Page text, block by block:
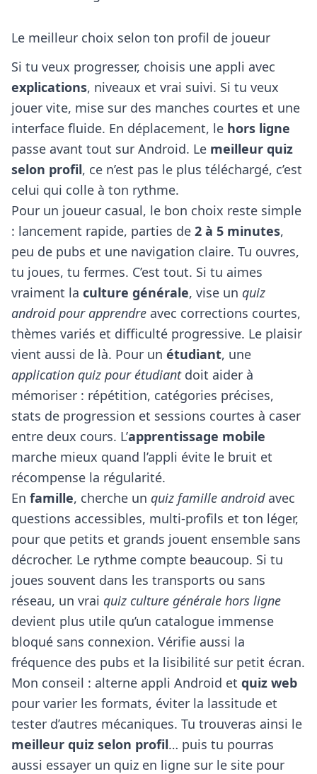
Le meilleur choix selon ton profil de joueur
Si tu veux progresser, choisis une appli avec
explications, niveaux et vrai suivi. Si tu veux
jouer vite, mise sur des manches courtes et une
interface fluide. En déplacement, le hors ligne
passe avant tout sur Android. Le meilleur quiz
selon profil, ce n’est pas le plus téléchargé, c’est
celui qui colle à ton rythme.
Pour un joueur casual, le bon choix reste simple
: lancement rapide, parties de 2 à 5 minutes,
peu de pubs et une navigation claire. Tu ouvres,
tu joues, tu fermes. C’est tout. Si tu aimes
vraiment la culture générale, vise un quiz
android pour apprendre avec corrections courtes,
thèmes variés et difficulté progressive. Le plaisir
vient aussi de là. Pour un étudiant, une
application quiz pour étudiantdoit aider à
mémoriser : répétition, catégories précises,
stats de progression et sessions courtes à caser
entre deux cours. L’apprentissage mobile
marche mieux quand l’appli évite le bruit et
récompense la régularité.
En famille, cherche un quiz famille androidavec
questions accessibles, multi-profils et ton léger,
pour que petits et grands jouent ensemble sans
décrocher. Le rythme compte beaucoup. Si tu
joues souvent dans les transports ou sans
réseau, un vrai quiz culture générale hors ligne
devient plus utile qu’un catalogue immense
bloqué sans connexion. Vérifie aussi la
fréquence des pubs et la lisibilité sur petit écran.
Mon conseil : alterne appli Android et quiz web
pour varier les formats, éviter la lassitude et
tester d’autres mécaniques. Tu trouveras ainsi le
meilleur quiz selon profil… puis tu pourras
aussi essayer un quiz en ligne sur le site pour